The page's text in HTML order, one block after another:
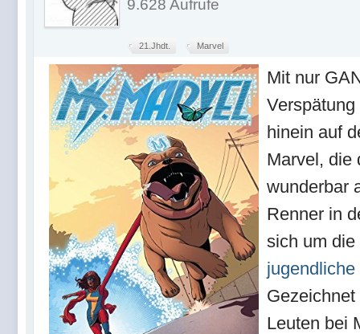
9.628 Aufrufe
21.Jhdt. Marvel
Mit nur
hinein auf
Marvel, die
wunderbar
Renner in
sich um die
Leuten bei